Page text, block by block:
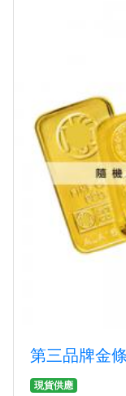
第三品牌金
現貨供應